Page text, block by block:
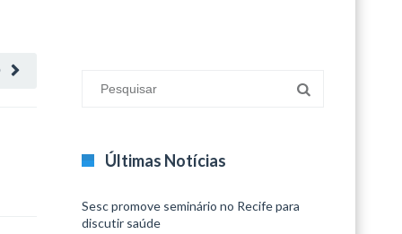
Últimas Notícias
Sesc promove seminário no Recife para
discutir saúde